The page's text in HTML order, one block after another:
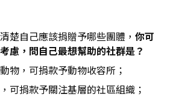
楚自己應該捐贈予哪些團體，你可
慮，問自己最想幫助的社群是？
物，可捐款予動物收容所；
可捐款予關注基層的社區組織；